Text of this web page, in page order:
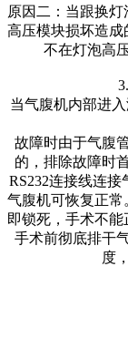
原因二：当跟换
高压模块损坏造成
不在灯泡高
当气腹机内部进
故障时由于气腹
的，排除故障时
RS232连接线连
气腹机可恢复正
即锁死，手术不
手术前彻底排干
度